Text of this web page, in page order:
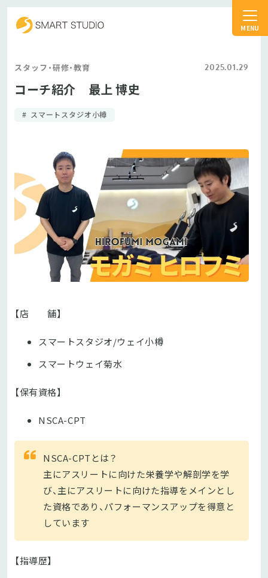
スタッフ・研修・教育 2025.01.29
コーチ紹介 最上 博史
スマートスタジオ小樽
【店 舗】
スマートスタジオ/ウェイ小樽
スマートウェイ菊水
【保有資格】
NSCA-CPT
NSCA-CPTとは？
主にアスリートに向けた栄養学や解剖学を学
び、主にアスリートに向けた指導をメインとし
た資格であり、パフォーマンスアップを得意と
しています
【指導歴】